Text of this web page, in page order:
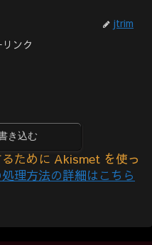
jtrim
ンク
き込む
ために Akismet を使っ
理方法の詳細はこちら